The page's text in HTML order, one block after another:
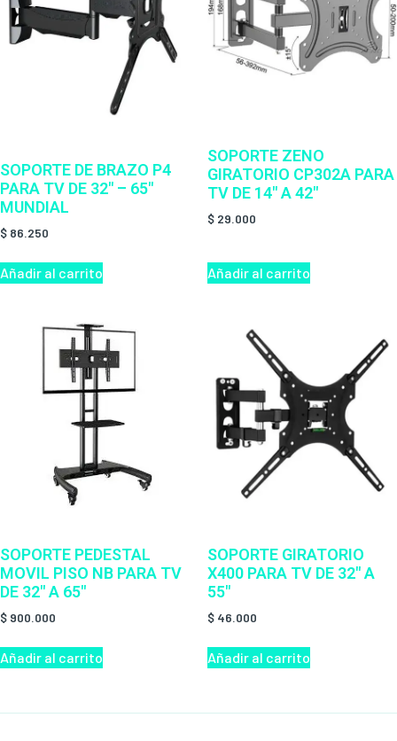
SOPORTE DE BRAZO P4
PARA TV DE 32″ – 65″
MUNDIAL
$ 86.250
Añadir al carrito
SOPORTE ZENO
GIRATORIO CP302A PARA
TV DE 14″ A 42″
$ 29.000
Añadir al carrito
SOPORTE PEDESTAL
MOVIL PISO NB PARA TV
DE 32″ A 65″
$ 900.000
Añadir al carrito
SOPORTE GIRATORIO
X400 PARA TV DE 32″ A
55″
$ 46.000
Añadir al carrito